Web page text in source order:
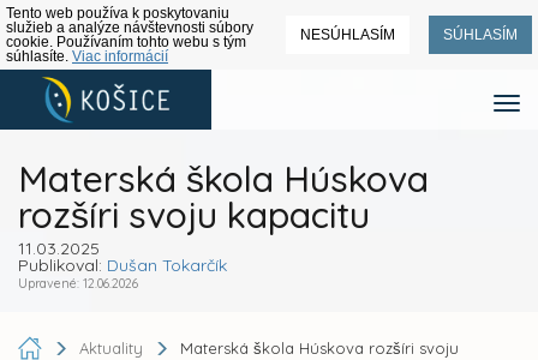
Tento web používa k poskytovaniu
služieb a analýze návštevnosti súbory
cookie. Používaním tohto webu s tým
súhlasíte. Viac informácií
NESÚHLASÍM SÚHLASÍM
Materská škola Húskova
rozšíri svoju kapacitu
11.03.2025
Publikoval: Dušan Tokarčík
Upravené: 12.06.2026
Aktuality
Materská škola Húskova rozšíri svoju